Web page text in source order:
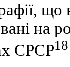
що
на
СРСР18